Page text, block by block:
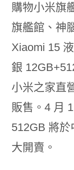
購物小米旗
旗艦館、神
Xiaomi 15
銀
小米之家直
販售。 4 月 1
512GB 將於
大開賣。